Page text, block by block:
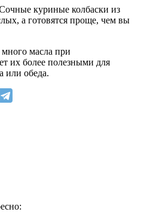
масла при
их более полезными для
или обеда.